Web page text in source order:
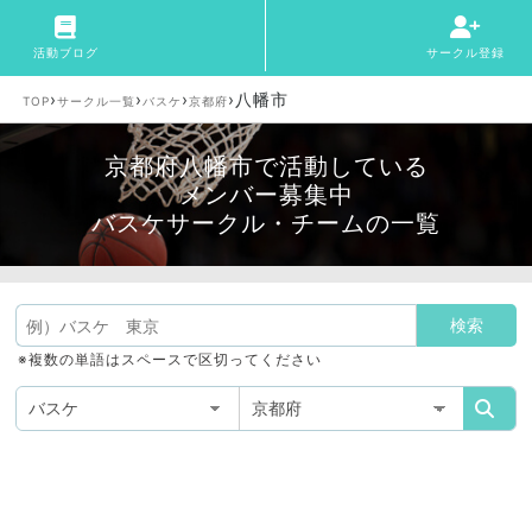
活動ブログ サークル登録
TOP›サークル一覧 › バスケ ›京都府› 八幡市
京都府八幡市で活動している
メンバー募集中
バスケサークル・チームの一覧
※複数の単語はスペースで区切ってください